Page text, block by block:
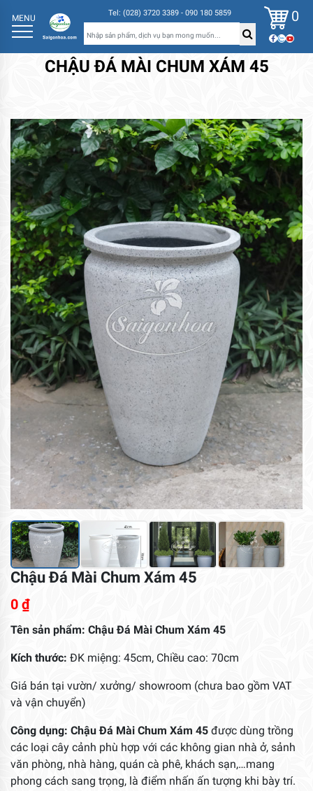
MENU Tel: (028) 3720 3389 - 090 180 5859 0
CHẬU ĐÁ MÀI CHUM XÁM 45
Chậu Đá Mài Chum Xám 45
0 ₫
Tên sản phẩm: Chậu Đá Mài Chum Xám 45
Kích thước: ĐK miệng: 45cm, Chiều cao: 70cm
Giá bán tại vườn/ xưởng/ showroom (chưa bao gồm VAT
và vận chuyển)
Công dụng: Chậu Đá Mài Chum Xám 45 được dùng trồng
các loại cây cảnh phù hợp với các không gian nhà ở, sảnh
văn phòng, nhà hàng, quán cà phê, khách sạn,…mang
phong cách sang trọng, là điểm nhấn ấn tượng khi bày trí.